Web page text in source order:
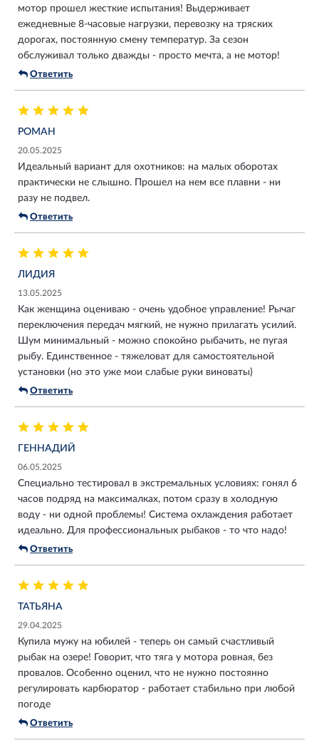
мотор прошел жесткие испытания! Выдерживает
ежедневные 8-часовые нагрузки, перевозку на тряских
дорогах, постоянную смену температур. За сезон
обслуживал только дважды - просто мечта, а не мотор!
Ответить
РОМАН
20.05.2025
Идеальный вариант для охотников: на малых оборотах
практически не слышно. Прошел на нем все плавни - ни
разу не подвел.
Ответить
ЛИДИЯ
13.05.2025
Как женщина оцениваю - очень удобное управление! Рычаг
переключения передач мягкий, не нужно прилагать усилий.
Шум минимальный - можно спокойно рыбачить, не пугая
рыбу. Единственное - тяжеловат для самостоятельной
установки (но это уже мои слабые руки виноваты)
Ответить
ГЕННАДИЙ
06.05.2025
Специально тестировал в экстремальных условиях: гонял 6
часов подряд на максималках, потом сразу в холодную
воду - ни одной проблемы! Система охлаждения работает
идеально. Для профессиональных рыбаков - то что надо!
Ответить
ТАТЬЯНА
29.04.2025
Купила мужу на юбилей - теперь он самый счастливый
рыбак на озере! Говорит, что тяга у мотора ровная, без
провалов. Особенно оценил, что не нужно постоянно
регулировать карбюратор - работает стабильно при любой
погоде
Ответить